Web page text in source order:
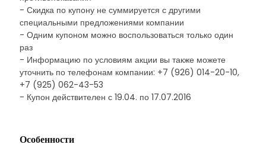
- Скидка по купону не суммируется с другими
специальными предложениями компании
- Одним купоном можно воспользоваться только один
раз
- Информацию по условиям акции вы также можете
уточнить по телефонам компании: +7 (926) 014-20-10,
+7 (925) 062-43-53
- Купон действителен с 19.04. по 17.07.2016
Особенности